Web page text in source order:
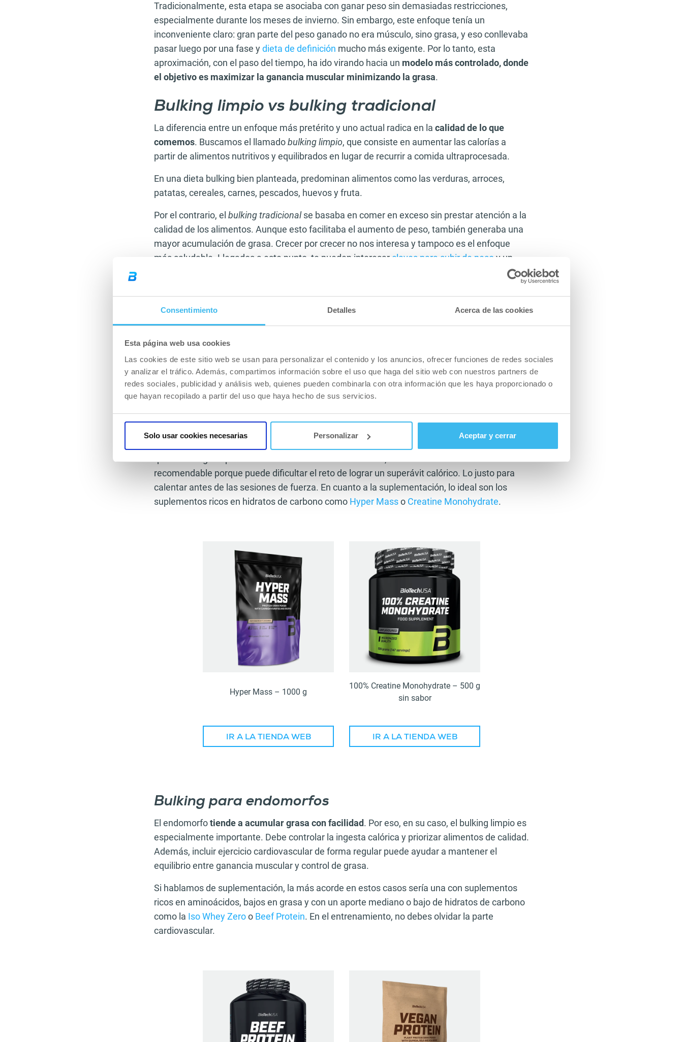
Consentimiento Detalles Acerca de las cookies
Esta página web usa cookies
Las cookies de este sitio web se usan para personalizar el contenido y los anuncios, ofrecer funciones de redes sociales
y analizar el tráfico. Además, compartimos información sobre el uso que haga del sitio web con nuestros partners de
redes sociales, publicidad y análisis web, quienes pueden combinarla con otra información que les haya proporcionado o
que hayan recopilado a partir del uso que haya hecho de sus servicios.
Solo usar cookies necesarias Personalizar Aceptar y cerrar
Tradicionalmente, esta etapa se asociaba con ganar peso sin demasiadas restricciones,
especialmente durante los meses de invierno. Sin embargo, este enfoque tenía un
inconveniente claro: gran parte del peso ganado no era músculo, sino grasa, y eso conllevaba
pasar luego por una fase ydieta de definición mucho más exigente. Por lo tanto, esta
aproximación, con el paso del tiempo, ha ido virando hacia un modelo más controlado, donde
el objetivo es maximizar la ganancia muscular minimizando la grasa.
Bulking limpio vs bulking tradicional
La diferencia entre un enfoque más pretérito y uno actual radica en la calidad de lo que
comemos. Buscamos el llamadobulking limpio, que consiste en aumentar las calorías a
partir de alimentos nutritivos y equilibrados en lugar de recurrir a comida ultraprocesada.
En una dieta bulking bien planteada, predominan alimentos como las verduras, arroces,
patatas, cereales, carnes, pescados, huevos y fruta.
Por el contrario, el bulking tradicionalse basaba en comer en exceso sin prestar atención a la
calidad de los alimentos. Aunque esto facilitaba el aumento de peso, también generaba una
mayor acumulación de grasa. Crecer por crecer no nos interesa y tampoco es el enfoque
más saludable. Llegados a este punto, te pueden interesar claves para subir de peso y un
Tipos de cuerpo y cómo influyen en el bulking
No todas las personas responden igual a un proceso de bulking. El biotipo corporal influye
retos.
Bulking para ectomorfos
Las personas ectomorfas suelen presentar unmetabolismo rápido y más dificultad para
ganar peso . En este caso, el bulking debe centrarse en un alto aporte calórico. Necesitan una
recomendable porque puede dificultar el reto de lograr un superávit calórico. Lo justo para
calentar antes de las sesiones de fuerza. En cuanto a la suplementación, lo ideal son los
suplementos ricos en hidratos de carbono como Hyper Masso Creatine Monohydrate.
Hyper Mass – 1000 g
IR A LA TIENDA WEB
100% Creatine Monohydrate – 500 g
sin sabor
IR A LA TIENDA WEB
Bulking para endomorfos
El endomorfotiende a acumular grasa con facilidad. Por eso, en su caso, el bulking limpio es
especialmente importante. Debe controlar la ingesta calórica y priorizar alimentos de calidad.
Además, incluir ejercicio cardiovascular de forma regular puede ayudar a mantener el
equilibrio entre ganancia muscular y control de grasa.
Si hablamos de suplementación, la más acorde en estos casos sería una con suplementos
ricos en aminoácidos, bajos en grasa y con un aporte mediano o bajo de hidratos de carbono
como la Iso Whey Zeroo Beef Protein. En el entrenamiento, no debes olvidar la parte
cardiovascular.